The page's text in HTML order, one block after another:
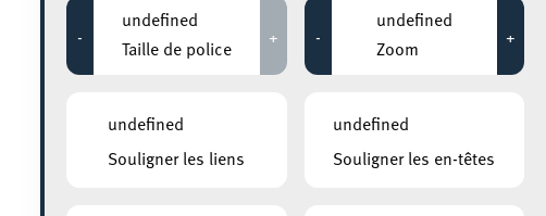
34, Boulevard Hubert Clément
L-4064Esch-sur-Alzette
DOCUMENTS
-
undefined
Taille de police
+ -
undefined
Zoom
+
undefined
Souligner les liens
undefined
Souligner les en-têtes